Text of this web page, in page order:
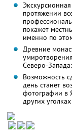
протяжении
покажет
именно по
Древние
Северо-
Возможность
день станет
фотографии в
других